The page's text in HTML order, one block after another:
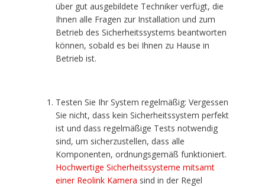
über gut ausgebildete Techniker verfügt, die
Ihnen alle Fragen zur Installation und zum
Betrieb des Sicherheitssystems beantworten
können, sobald es bei Ihnen zu Hause in
Betrieb ist.
Testen Sie Ihr System regelmäßig: Vergessen
Sie nicht, dass kein Sicherheitssystem perfekt
ist und dass regelmäßige Tests notwendig
sind, um sicherzustellen, dass alle
Komponenten, ordnungsgemäß funktioniert.
Hochwertige Sicherheitssysteme mitsamt
einer Reolink Kamera sind in der Regel